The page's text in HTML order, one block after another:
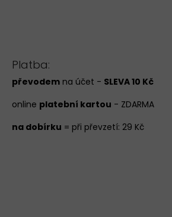
Platba:
převodem na účet - SLEVA 10 Kč
online platební kartou - ZDARMA
na dobírku = při převzetí: 29 Kč